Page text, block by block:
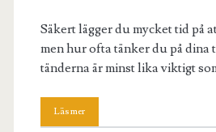
Säkert lägger du mycket tid på
men hur ofta tänker du på dina
tänderna är minst lika viktigt